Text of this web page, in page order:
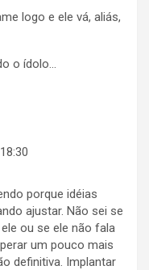
logo e ele vá, aliás,
o ídolo…
porque idéias
ajustar. Não sei se
ou se ele não fala
um pouco mais
definitiva. Implantar